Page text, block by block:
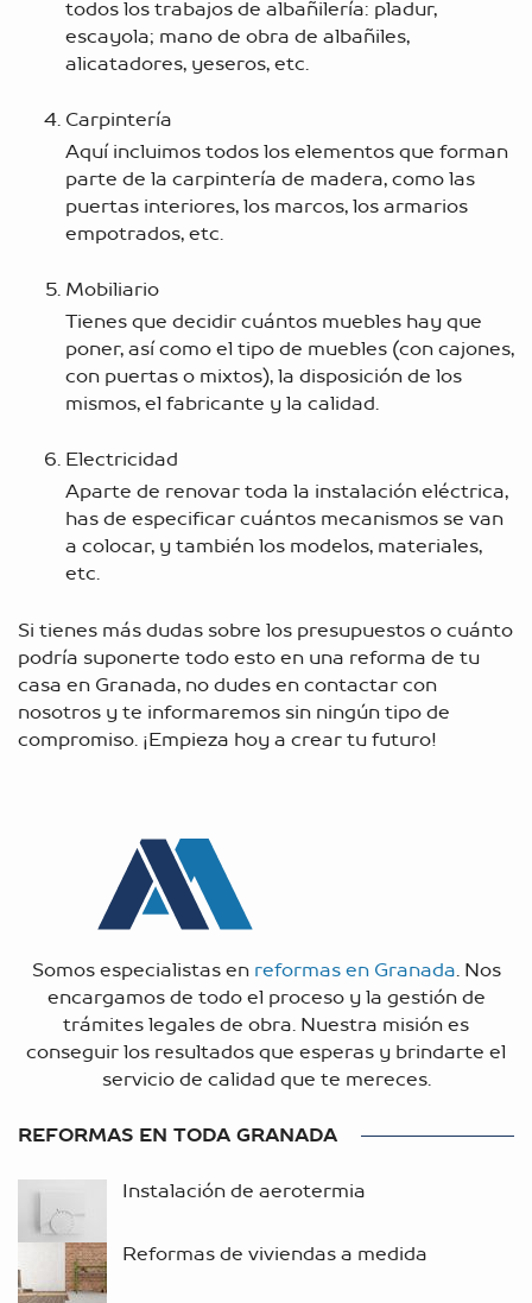
todos los trabajos de albañilería: pladur,
escayola; mano de obra de albañiles,
alicatadores, yeseros, etc.
Carpintería
Aquí incluimos todos los elementos que forman
parte de la carpintería de madera, como las
puertas interiores, los marcos, los armarios
empotrados, etc.
Mobiliario
Tienes que decidir cuántos muebles hay que
poner, así como el tipo de muebles (con cajones,
con puertas o mixtos), la disposición de los
mismos, el fabricante y la calidad.
Electricidad
Aparte de renovar toda la instalación eléctrica,
has de especificar cuántos mecanismos se van
a colocar, y también los modelos, materiales,
etc.
Si tienes más dudas sobre los presupuestos o cuánto
podría suponerte todo esto en una reforma de tu
casa en Granada, no dudes en contactar con
nosotros y te informaremos sin ningún tipo de
compromiso. ¡Empieza hoy a crear tu futuro!
Somos especialistas en reformas en Granada. Nos
encargamos de todo el proceso y la gestión de
trámites legales de obra. Nuestra misión es
conseguir los resultados que esperas y brindarte el
servicio de calidad que te mereces.
REFORMAS EN TODA GRANADA
Instalación de aerotermia
Reformas de viviendas a medida